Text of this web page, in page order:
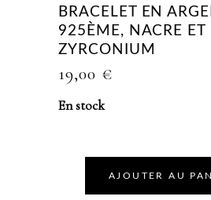
BRACELET EN
925ÈME, NACRE ET
ZYRCONIUM
19,00 €
En stock
AJOUTER AU